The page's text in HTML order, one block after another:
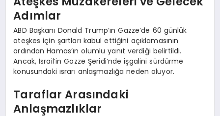
Adımlar
ABD Başkanı Donald Trump’ın Gazze’de 60 günlük
ateşkes için şartları kabul ettiğini açıklamasının
ardından Hamas’ın olumlu yanıt verdiği belirtildi.
Ancak, İsrail’in Gazze Şeridi’nde işgalini sürdürme
konusundaki ısrarı anlaşmazlığa neden oluyor.
Taraflar Arasındaki
Anlaşmazlıklar